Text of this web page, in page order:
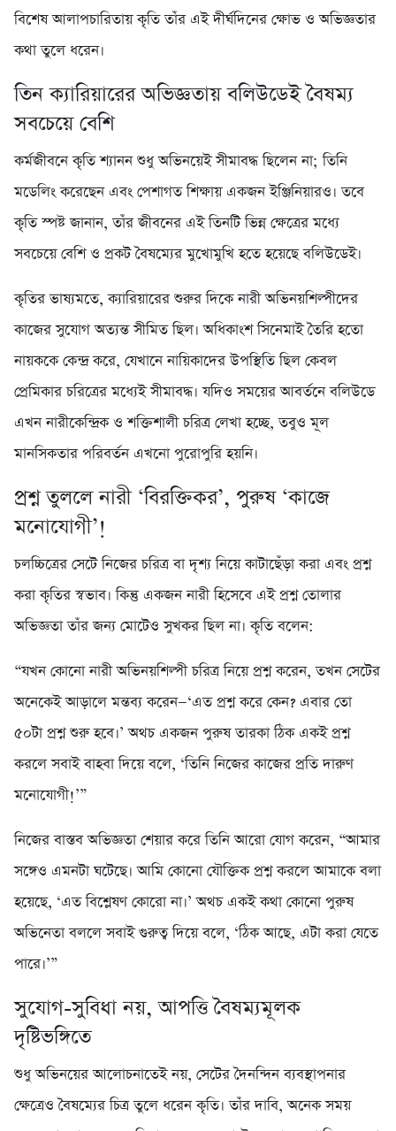
বিশেষ আলাপচারিতায় কৃতি তাঁর এই দীর্ঘদিনের ক্ষোভ ও অভিজ্ঞতার
কথা তুলে ধরেন।
তিন ক্যারিয়ারের অভিজ্ঞতায় বলিউডেই বৈষম্য
সবচেয়ে বেশি
কর্মজীবনে কৃতি শ্যানন শুধু অভিনয়েই সীমাবদ্ধ ছিলেন না; তিনি
মডেলিং করেছেন এবং পেশাগত শিক্ষায় একজন ইঞ্জিনিয়ারও। তবে
কৃতি স্পষ্ট জানান, তাঁর জীবনের এই তিনটি ভিন্ন ক্ষেত্রের মধ্যে
সবচেয়ে বেশি ও প্রকট বৈষম্যের মুখোমুখি হতে হয়েছে বলিউডেই।
কৃতির ভাষ্যমতে, ক্যারিয়ারের শুরুর দিকে নারী অভিনয়শিল্পীদের
কাজের সুযোগ অত্যন্ত সীমিত ছিল। অধিকাংশ সিনেমাই তৈরি হতো
নায়ককে কেন্দ্র করে, যেখানে নায়িকাদের উপস্থিতি ছিল কেবল
প্রেমিকার চরিত্রের মধ্যেই সীমাবদ্ধ। যদিও সময়ের আবর্তনে বলিউডে
এখন নারীকেন্দ্রিক ও শক্তিশালী চরিত্র লেখা হচ্ছে, তবুও মূল
মানসিকতার পরিবর্তন এখনো পুরোপুরি হয়নি।
প্রশ্ন তুললে নারী ‘বিরক্তিকর’, পুরুষ ‘কাজে
মনোযোগী’!
চলচ্চিত্রের সেটে নিজের চরিত্র বা দৃশ্য নিয়ে কাটাছেঁড়া করা এবং প্রশ্ন
করা কৃতির স্বভাব। কিন্তু একজন নারী হিসেবে এই প্রশ্ন তোলার
অভিজ্ঞতা তাঁর জন্য মোটেও সুখকর ছিল না। কৃতি বলেন:
“যখন কোনো নারী অভিনয়শিল্পী চরিত্র নিয়ে প্রশ্ন করেন, তখন সেটের
অনেকেই আড়ালে মন্তব্য করেন—‘এত প্রশ্ন করে কেন? এবার তো
৫০টা প্রশ্ন শুরু হবে।’ অথচ একজন পুরুষ তারকা ঠিক একই প্রশ্ন
করলে সবাই বাহবা দিয়ে বলে, ‘তিনি নিজের কাজের প্রতি দারুণ
মনোযোগী!’”
নিজের বাস্তব অভিজ্ঞতা শেয়ার করে তিনি আরো যোগ করেন, “আমার
সঙ্গেও এমনটা ঘটেছে। আমি কোনো যৌক্তিক প্রশ্ন করলে আমাকে বলা
হয়েছে, ‘এত বিশ্লেষণ কোরো না।’ অথচ একই কথা কোনো পুরুষ
অভিনেতা বললে সবাই গুরুত্ব দিয়ে বলে, ‘ঠিক আছে, এটা করা যেতে
পারে।’”
সুযোগ-সুবিধা নয়, আপত্তি বৈষম্যমূলক
দৃষ্টিভঙ্গিতে
শুধু অভিনয়ের আলোচনাতেই নয়, সেটের দৈনন্দিন ব্যবস্থাপনার
ক্ষেত্রেও বৈষম্যের চিত্র তুলে ধরেন কৃতি। তাঁর দাবি, অনেক সময়